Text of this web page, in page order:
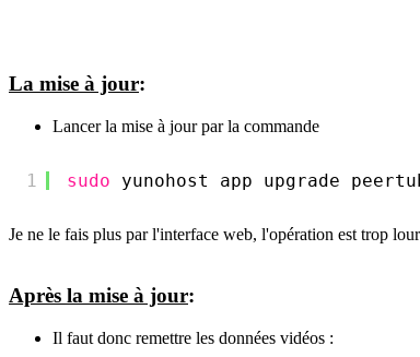
La mise à jour:
Lancer la mise à jour par la commande
1 sudo yunohost app upgrade
Je ne le fais plus par l'interface web, l'opération est trop
Après la mise à jour:
Il faut donc remettre les données vidéos :